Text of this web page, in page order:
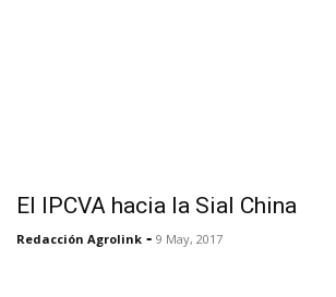
El IPCVA hacia la Sial China
Redacción Agrolink - 9 May, 2017